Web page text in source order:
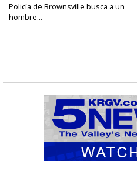
Policía de Brownsville busca a un
hombre...